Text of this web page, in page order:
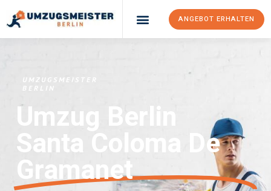
ANGEBOT ERHALTEN
UMZUGSMEISTER
BERLIN
Umzug Berlin
Santa Coloma De
Gramanet